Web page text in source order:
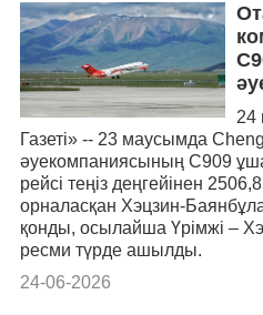
24
Газеті» -- 23 маусымда
әуекомпаниясының C909
рейсі теңіз деңгейінен
орналасқан Хэцзин-
қонды, осылайша Үрімжі –
ресми түрде ашылды.
24-06-2026